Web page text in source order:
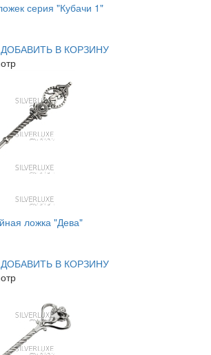
серия "Кубачи 1"
ДОБАВИТЬ В КОРЗИНУ
ложка "Дева"
ДОБАВИТЬ В КОРЗИНУ